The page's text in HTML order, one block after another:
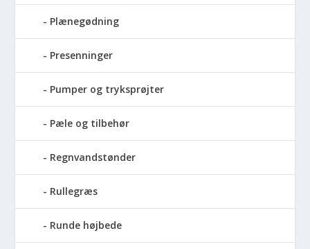
Plænegødning
Presenninger
Pumper og tryksprøjter
Pæle og tilbehør
Regnvandstønder
Rullegræs
Runde højbede